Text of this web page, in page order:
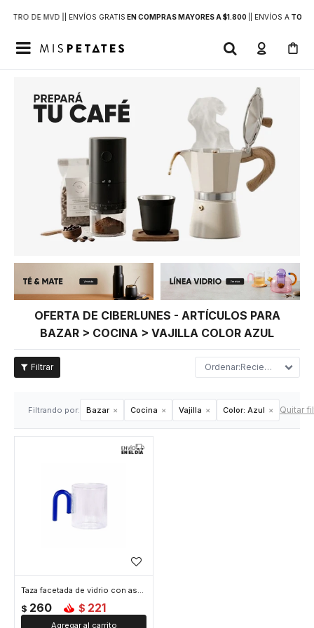
DE MVD | | ENVÍOS GRATIS EN COMPRAS MAYORES A $1.800 | ENVÍOS ATODO

OFERTA DE CIBERLUNES - ARTÍCULOS PARA
BAZAR > COCINA > VAJILLA COLOR AZUL
Recientes
Filtrando por: Bazar Cocina Vajilla Color: Azul Quitar
Taza facetada de vidrio con asa de color - 350ml - Azul
$ 260 $ 221